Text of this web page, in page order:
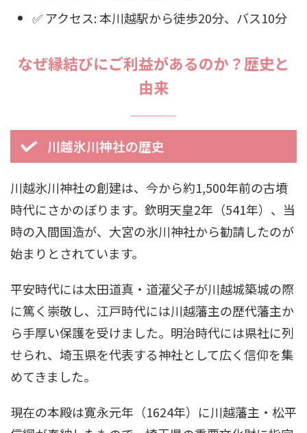
✅ アクセス: 本川越駅から徒歩20分、バス10分
なぜ縁結びにご利益があるのか？歴史と
由来
川越氷川神社の歴史
川越氷川神社の創建は、今から約1,500年前の古墳
時代にさかのぼります。欽明天皇2年（541年）、当
時の入間国造が、大宮の氷川神社から勧請したのが
始まりとされています。
平安時代には太田道真・道灌父子が川越城築城の際
に篤く崇敬し、江戸時代には川越藩主の歴代藩主か
ら手厚い保護を受けました。明治時代には県社に列
せられ、埼玉県を代表する神社として広く信仰を集
めてきました。
現在の本殿は寛永元年（1624年）に川越藩主・松平